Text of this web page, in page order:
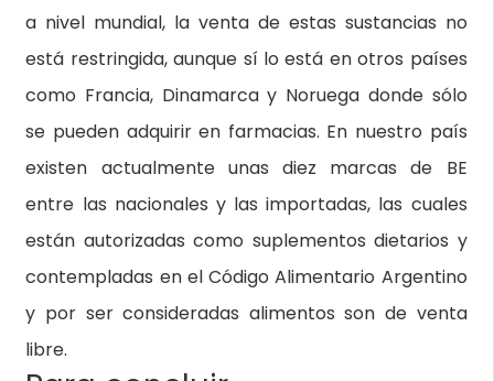
a nivel mundial, la venta de estas sustancias no
está restringida, aunque sí lo está en otros países
como Francia, Dinamarca y Noruega donde sólo
se pueden adquirir en farmacias. En nuestro país
existen actualmente unas diez marcas de BE
entre las nacionales y las importadas, las cuales
están autorizadas como suplementos dietarios y
contempladas en el Código Alimentario Argentino
y por ser consideradas alimentos son de venta
libre.